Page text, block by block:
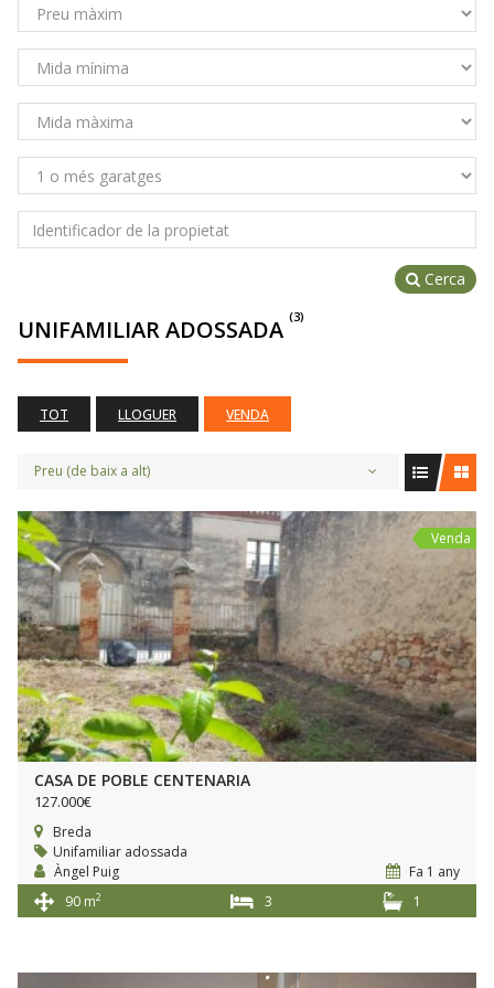
Cerca
UNIFAMILIAR ADOSSADA (3)
TOT LLOGUER VENDA
Preu (de baix a alt)
Venda
CASA DE POBLE CENTENARIA
127.000€
Breda
Unifamiliar adossada
Àngel Puig
Fa 1 any
90 m2 3 1